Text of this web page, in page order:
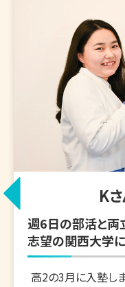
K
週6日の部活と両
志望の関西大学に
高2の3月に入塾し